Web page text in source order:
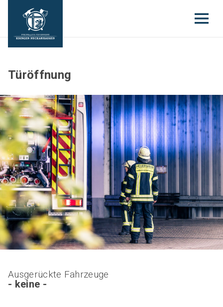
Türöffnung
Ausgerückte Fahrzeuge
- keine -